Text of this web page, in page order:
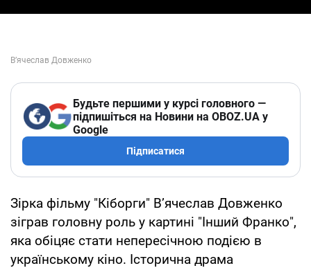
Будьте першими у курсі головного —
підпишіться на Новини на OBOZ.UA у
Google
Підписатися
Зірка фільму "Кіборги" В’ячеслав Довженко
зіграв головну роль у картині "Інший Франко",
яка обіцяє стати непересічною подією в
українському кіно. Історична драма